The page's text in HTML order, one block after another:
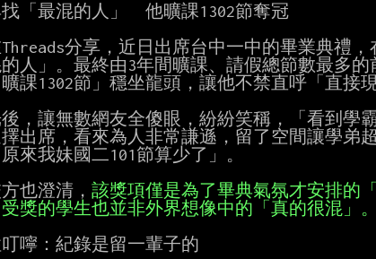
「最混的人」　他曠課1302節奪冠
分享，近日出席台中一中的畢業典禮
人」。最終由3年間曠課、請假總節數最多
課1302節」穩坐龍頭，讓他不禁直呼「直接
，讓無數網友全傻眼，紛紛笑稱，「看到學
出席，看來為人非常謙遜，留了空間讓學弟
來我妹國二101節算少了」。
也澄清，
獎的學生也並非外界想像中的「真的很混」
嚀：紀錄是留一輩子的